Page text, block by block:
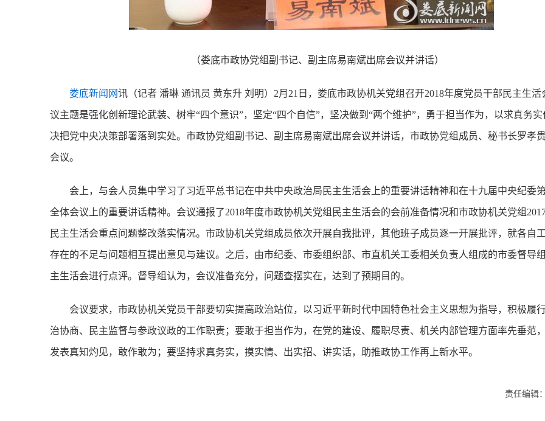
（娄底市政协党组副书记、副主席易南斌出席会议并讲话）
娄底新闻网讯（记者 潘琳 通讯员 黄东升 刘明）2月21日，娄底市政协机关党组召开2018年度党员干部民主生活
议主题是强化创新理论武装、树牢“四个意识”，坚定“四个自信”，坚决做到“两个维护”，勇于担当作为，以求真务实
决把党中央决策部署落到实处。市政协党组副书记、副主席易南斌出席会议并讲话，市政协党组成员、秘书长罗孝
会议。
会上，与会人员集中学习了习近平总书记在中共中央政治局民主生活会上的重要讲话精神和在十九届中央纪委
全体会议上的重要讲话精神。会议通报了2018年度市政协机关党组民主生活会的会前准备情况和市政协机关党组
民主生活会重点问题整改落实情况。市政协机关党组成员依次开展自我批评，其他班子成员逐一开展批评，就各自
存在的不足与问题相互提出意见与建议。之后，由市纪委、市委组织部、市直机关工委相关负责人组成的市委督导
主生活会进行点评。督导组认为，会议准备充分，问题查摆实在，达到了预期目的。
会议要求，市政协机关党员干部要切实提高政治站位，以习近平新时代中国特色社会主义思想为指导，积极履
治协商、民主监督与参政议政的工作职责；要敢于担当作为，在党的建设、履职尽责、机关内部管理方面率先垂范
发表真知灼见，敢作敢为；要坚持求真务实，摸实情、出实招、讲实话，助推政协工作再上新水平。
责任编辑